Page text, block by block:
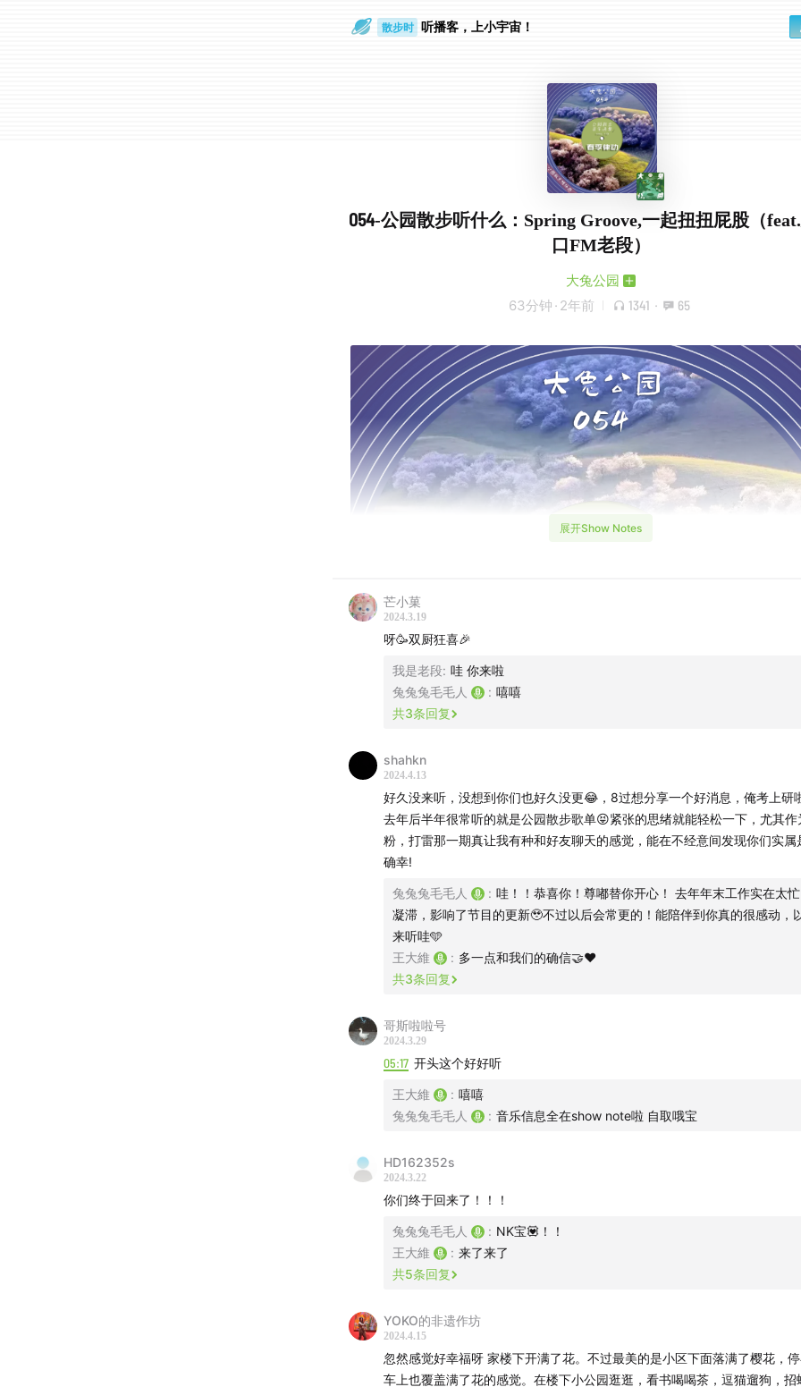
散步时 听播客，上小宇宙！
054-公园散步听什么：Spring Groove,一起扭扭屁股（
口FM老段）
大兔公园
63分钟 · 2年前 1341 · 65
-本期摘要-
欢迎收听【公园散步听什么】的新一期春季特辑——Spring Groove！
是我台全新升级后的音乐特辑，终于和安全出口FM
的串台之约！
春天的变化是如此细微，几乎难以察觉。或许是一丝微风中的暖意，或
上微不可见的新芽，又或许是清晨微露中微妙的气息。这些微妙的变化
然对我们的轻声细语，是春天与我们温柔的初次相遇。我们甄选15首律
的旋律来展现我们体会的春天气息，并一起聊了聊关于春天的美好琐事
园散步听什么主打轻松和摇摆，春天来啦，一起跟着节奏律动起来吧
groove~groove~
【大兔公园门口开听友群啦！加微信silly_bunny101，备注“大兔”！欢
进群交流！】
喜欢大兔的话，请多多点击订阅，每一个你的订阅对我们都意义非凡。
-本期音乐-
Funk LeBlanc - Waves
展开Show Notes
芒小菓
2024.3.19
呀🥳双厨狂喜🎉
我是老段: 哇 你来啦
兔兔兔毛毛人
: 嘻嘻
共3条回复
shahkn
2024.4.13
好久没来听，没想到你们也好久没更😂，8过想分享一个好消息，俺考上研
去年后半年很常听的就是公园散步歌单😝紧张的思绪就能轻松一下，尤其作
粉，打雷那一期真让我有种和好友聊天的感觉，能在不经意间发现你们实属
确幸!
兔兔兔毛毛人 : 哇！！恭喜你！尊嘟替你开心！ 去年年末工作实在太
凝滞，影响了节目的更新🥹不过以后会常更的！能陪伴到你真的很感动，
来听哇🩵
王大維
: 多一点和我们的确信🤝❤️
共3条回复
哥斯啦啦号
2024.3.29
05:17 开头这个好好听
王大維 : 嘻嘻
兔兔兔毛毛人
: 音乐信息全在show note啦 自取哦宝
HD162352s
2024.3.22
你们终于回来了！！！
兔兔兔毛毛人 : NK宝💟！！
王大維
: 来了来了
共5条回复
YOKO的非遗作坊
2024.4.15
忽然感觉好幸福呀 家楼下开满了花。不过最美的是小区下面落满了樱花，
车上也覆盖满了花的感觉。在楼下小公园逛逛，看书喝喝茶，逗猫遛狗，招